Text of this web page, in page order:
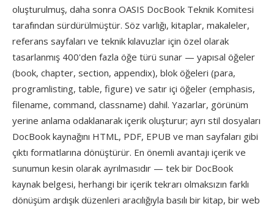
oluşturulmuş, daha sonra OASIS DocBook Teknik Komitesi
tarafından sürdürülmüştür. Söz varlığı, kitaplar, makaleler,
referans sayfaları ve teknik kılavuzlar için özel olarak
tasarlanmış 400'den fazla öğe türü sunar — yapısal öğeler
(book, chapter, section, appendix), blok öğeleri (para,
programlisting, table, figure) ve satır içi öğeler (emphasis,
filename, command, classname) dahil. Yazarlar, görünüm
yerine anlama odaklanarak içerik oluşturur; ayrı stil dosyaları
DocBook kaynağını HTML, PDF, EPUB ve man sayfaları gibi
çıktı formatlarına dönüştürür. En önemli avantajı içerik ve
sunumun kesin olarak ayrılmasıdır — tek bir DocBook
kaynak belgesi, herhangi bir içerik tekrarı olmaksızın farklı
dönüşüm ardışık düzenleri aracılığıyla basılı bir kitap, bir web